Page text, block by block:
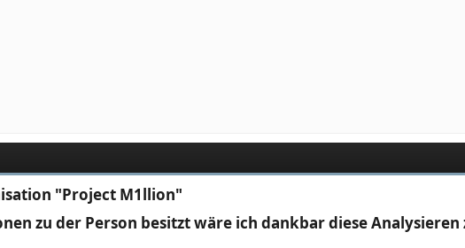
"Project M1llion"
zu der Person besitzt wäre ich dankbar diese Analysieren